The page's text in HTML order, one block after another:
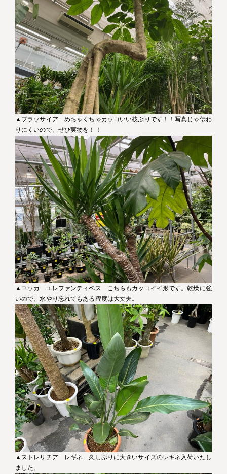
▲ブラッサイア めちゃくちゃカッコいい枝ぶりです！！写真じゃ伝わ
りにくいので、ぜひ実物を！！
▲ユッカ エレファンティペス こちらもカッコイイ形です。乾燥に強
いので、水やり忘れてもある程度は大丈夫。
▲ストレリチア レギネ 久しぶりに大きいサイズのレギネ入荷いたし
ました。